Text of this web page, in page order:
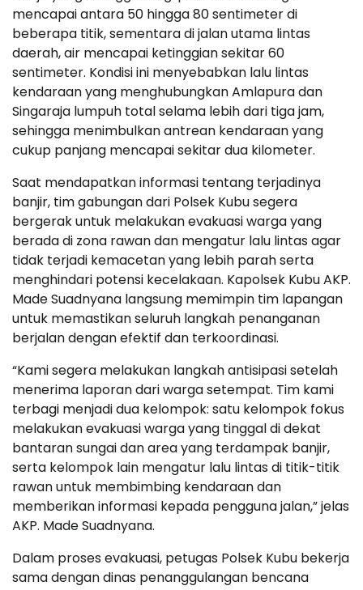
mencapai antara 50 hingga 80 sentimeter di
beberapa titik, sementara di jalan utama lintas
daerah, air mencapai ketinggian sekitar 60
sentimeter. Kondisi ini menyebabkan lalu lintas
kendaraan yang menghubungkan Amlapura dan
Singaraja lumpuh total selama lebih dari tiga jam,
sehingga menimbulkan antrean kendaraan yang
cukup panjang mencapai sekitar dua kilometer.
Saat mendapatkan informasi tentang terjadinya
banjir, tim gabungan dari Polsek Kubu segera
bergerak untuk melakukan evakuasi warga yang
berada di zona rawan dan mengatur lalu lintas agar
tidak terjadi kemacetan yang lebih parah serta
menghindari potensi kecelakaan. Kapolsek Kubu AKP.
Made Suadnyana langsung memimpin tim lapangan
untuk memastikan seluruh langkah penanganan
berjalan dengan efektif dan terkoordinasi.
“Kami segera melakukan langkah antisipasi setelah
menerima laporan dari warga setempat. Tim kami
terbagi menjadi dua kelompok: satu kelompok fokus
melakukan evakuasi warga yang tinggal di dekat
bantaran sungai dan area yang terdampak banjir,
serta kelompok lain mengatur lalu lintas di titik-titik
rawan untuk membimbing kendaraan dan
memberikan informasi kepada pengguna jalan,” jelas
AKP. Made Suadnyana.
Dalam proses evakuasi, petugas Polsek Kubu bekerja
sama dengan dinas penanggulangan bencana